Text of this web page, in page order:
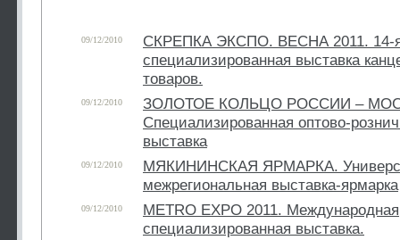
09/12/2010
СКРЕПКА ЭКСПО. ВЕСНА 2011. 14-
специализированная выставка
товаров.
09/12/2010
ЗОЛОТОЕ КОЛЬЦО РОССИИ –
Специализированная оптово-
выставка
09/12/2010
МЯКИНИНСКАЯ ЯРМАРКА.
межрегиональная выставка-ярмарка
09/12/2010
METRO EXPO 2011. Международная
специализированная выставка.